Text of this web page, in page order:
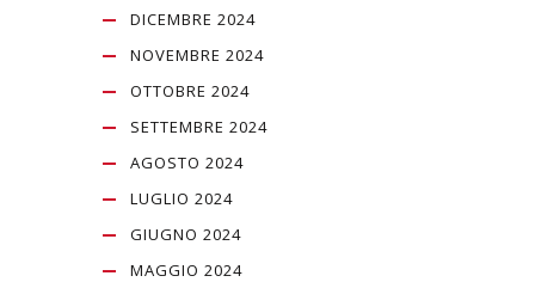
DICEMBRE 2024
NOVEMBRE 2024
OTTOBRE 2024
SETTEMBRE 2024
AGOSTO 2024
LUGLIO 2024
GIUGNO 2024
MAGGIO 2024